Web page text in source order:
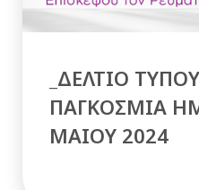
_ΔΕΛΤΙΟ
ΠΑΓΚΟΣΜΙΑ
MAIOY 2024